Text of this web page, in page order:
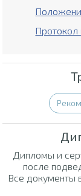
Протокол
Дипломы и
после
Все документы